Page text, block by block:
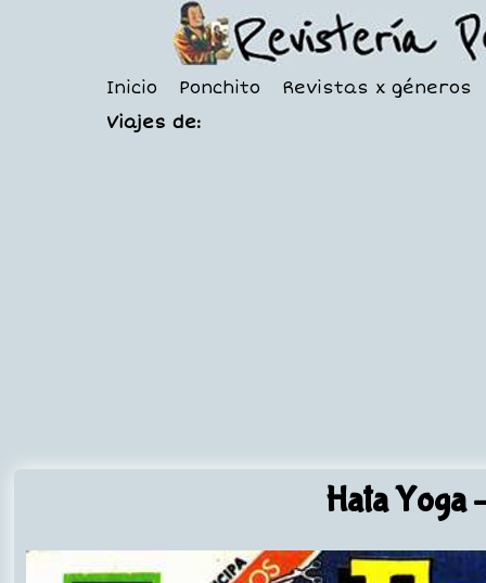
Inicio Ponchito
Revistas x géneros
Viajes de:
Hata Yoga-